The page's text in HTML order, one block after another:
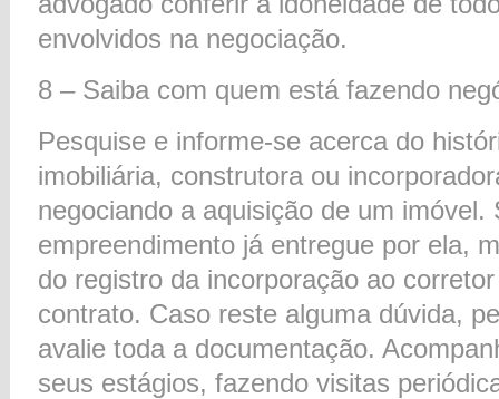
envolvidos na negociação.
8 – Saiba com quem está fazendo
Pesquise e informe-se acerca do
imobiliária, construtora ou
negociando a aquisição de um
empreendimento já entregue por ela,
do registro da incorporação ao
contrato. Caso reste alguma dúvida,
avalie toda a documentação.
seus estágios, fazendo visitas